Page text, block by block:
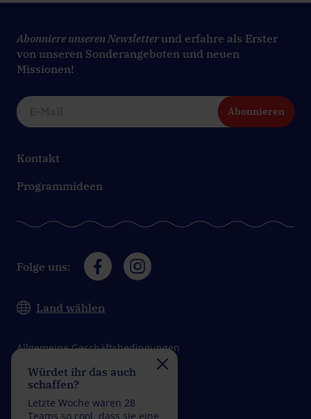
Abonniere unseren Newsletterund erfahre als Erster
von unseren Sonderangeboten und neuen
Missionen!
Abonnieren
Kontakt
Programmideen
Folge uns:
Land wählen
Allgemeine Geschäftsbedingungen
Datenschutz
Impressum
Würdet ihr das auch
schaffen?
Letzte Woche waren 28
Teams so cool, dass sie eine